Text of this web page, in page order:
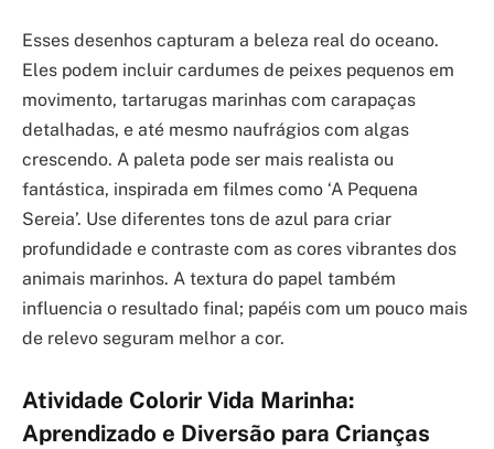
Esses desenhos capturam a beleza real do oceano.
Eles podem incluir cardumes de peixes pequenos em
movimento, tartarugas marinhas com carapaças
detalhadas, e até mesmo naufrágios com algas
crescendo. A paleta pode ser mais realista ou
fantástica, inspirada em filmes como ‘A Pequena
Sereia’. Use diferentes tons de azul para criar
profundidade e contraste com as cores vibrantes dos
animais marinhos. A textura do papel também
influencia o resultado final; papéis com um pouco mais
de relevo seguram melhor a cor.
Atividade Colorir Vida Marinha:
Aprendizado e Diversão para Crianças